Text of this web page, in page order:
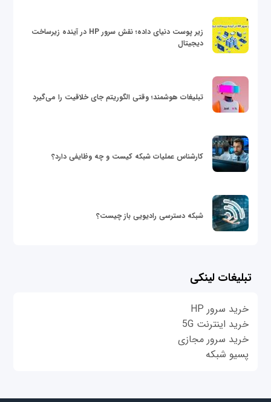
زیر پوست دنیای داده؛ نقش سرور HP در آینده زیرساخت
دیجیتال
تبلیغات هوشمند؛ وقتی الگوریتم جای خلاقیت را می‌گیرد
کارشناس عملیات شبکه کیست و چه وظایفی دارد؟
شبکه دسترسی رادیویی باز چیست؟
تبلیغات لینکی
خرید سرور HP
خرید اینترنت 5G
خرید سرور مجازی
پسیو شبکه